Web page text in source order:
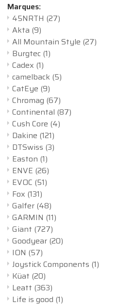
Marques:
45NRTH (27)
Akta (9)
All Mountain Style (27)
Burgtec (1)
Cadex (1)
camelback (5)
CatEye (9)
Chromag (67)
Continental (87)
Cush Core (4)
Dakine (121)
DTSwiss (3)
Easton (1)
ENVE (26)
EVOC (51)
Fox (131)
Galfer (48)
GARMIN (11)
Giant (727)
Goodyear (20)
ION (57)
Joystick Components (1)
Küat (20)
Leatt (363)
Life is good (1)